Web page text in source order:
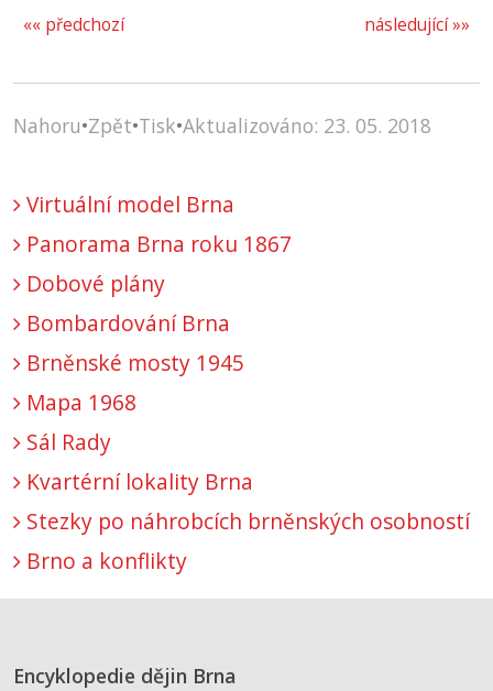
následující »»
«« předchozí
Nahoru•Zpět•Tisk•Aktualizováno: 23. 05. 2018
Virtuální model Brna
Panorama Brna roku 1867
Dobové plány
Bombardování Brna
Brněnské mosty 1945
Mapa 1968
Sál Rady
Kvartérní lokality Brna
Stezky po náhrobcích brněnských osobností
Brno a konflikty
Encyklopedie dějin Brna